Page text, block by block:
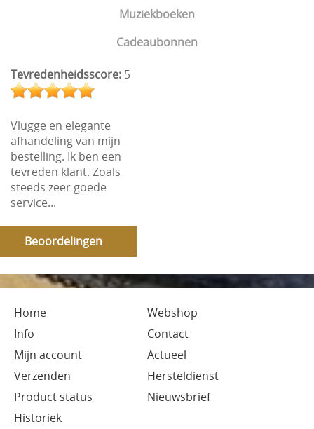
Muziekboeken
Cadeaubonnen
Tevredenheidsscore: 5
Vlugge en elegante
afhandeling van mijn
bestelling. Ik ben een
tevreden klant. Zoals
steeds zeer goede
service...
Beoordelingen
Home
Webshop
Info
Contact
Mijn account
Actueel
Verzenden
Hersteldienst
Product status
Nieuwsbrief
Historiek